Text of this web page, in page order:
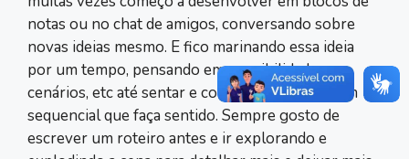
notas ou no chat de amigos, conversando sobre
novas ideias mesmo. E fico marinando essa ideia
por um tempo, pensando em possibilidades,
cenários, etc até sentar e colocar em uma ordem
sequencial que faça sentido. Sempre gosto de
escrever um roteiro antes e ir explorando e